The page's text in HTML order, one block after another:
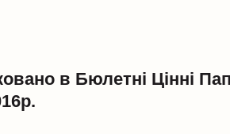
в Бюлетні Цінні